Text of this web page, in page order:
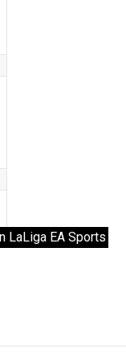
LaLiga EA Sports